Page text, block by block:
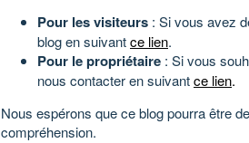
Pour les visiteurs : Si vous avez
blog en suivantce lien.
Pour le propriétaire : Si vous
nous contacter en suivantce lien.
Nous espérons que ce blog pourra être
compréhension.